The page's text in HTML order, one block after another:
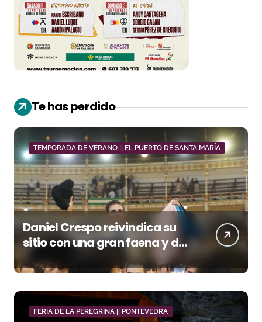
Te has perdido
TEMPORADA DE VERANO || EL PUERTO DE SANTA MARÍA
Daniel Crespo reivindica su
sitio con una gran faena y dos
orejas
FERIA DE LA PEREGRINA || PONTEVEDRA